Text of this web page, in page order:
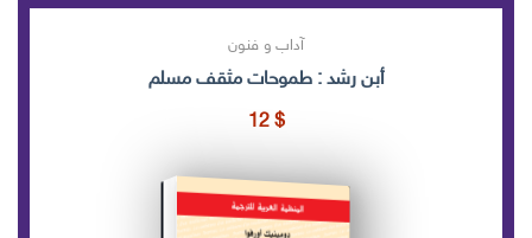
آداب و فنون
أبن رشد : طموحات مثقف مسلم
12 $